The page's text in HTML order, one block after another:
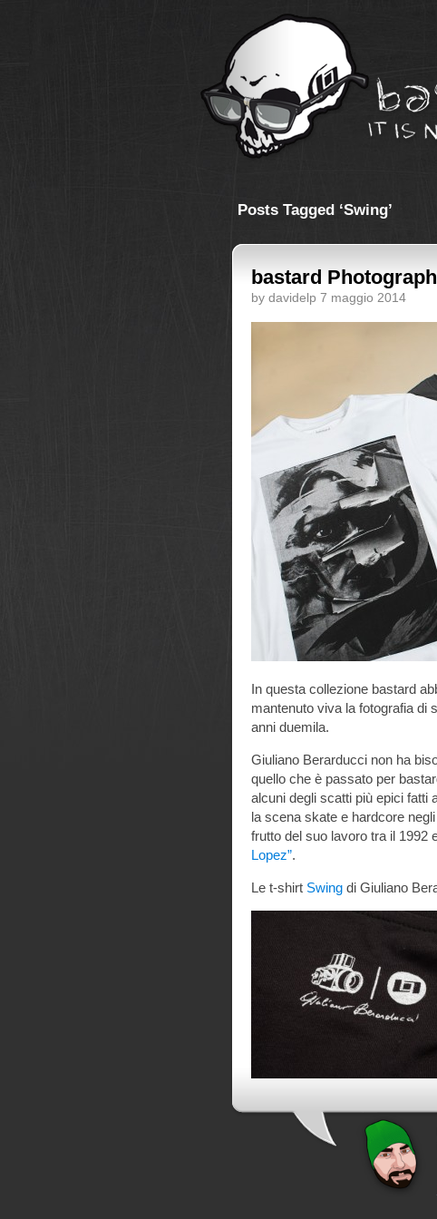
Posts Tagged ‘Swing’
bastard
by davidelp 7 maggio 2014
In questa collezione bastard
mantenuto viva la fotografia di
anni duemila.
Giuliano Berarducci non ha
quello che è passato per
alcuni degli scatti più epici fatti
la scena skate e hardcore
frutto del suo lavoro tra il 1992
Lopez”.
Le t-shirt Swing di Giuliano